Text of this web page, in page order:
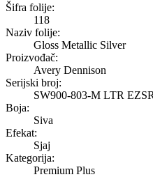
Gloss Metallic
Šifra folije:
118
Naziv folije:
Gloss Metallic Silver
Proizvođač:
Avery Dennison
Serijski broj:
SW900-803-M LTR EZSR
Boja:
Siva
Efekat:
Sjaj
Kategorija:
Premium Plus